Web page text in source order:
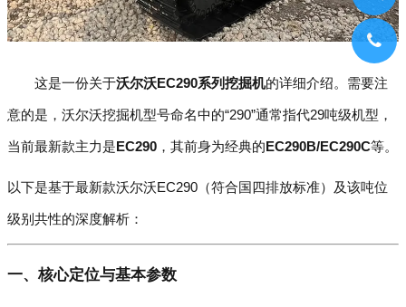
这是一份关于沃尔沃EC290系列挖掘机的详细介绍。需要注
意的是，沃尔沃挖掘机型号命名中的“290”通常指代29吨级机型，
当前最新款主力是EC290 ，其前身为经典的EC290B/EC290C等。
以下是基于最新款沃尔沃EC290（符合国四排放标准）及该吨位
级别共性的深度解析：
一、核心定位与基本参数